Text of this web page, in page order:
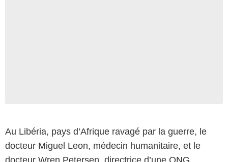
Au Libéria, pays d’Afrique ravagé par la guerre, le
docteur Miguel Leon, médecin humanitaire, et le
docteur Wren Petersen, directrice d’une ONG,